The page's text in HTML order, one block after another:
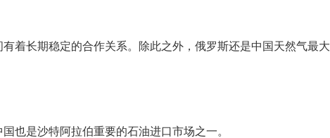
着长期稳定的合作关系。除此之外，俄罗斯还是中国天然气最大
也是沙特阿拉伯重要的石油进口市场之一。